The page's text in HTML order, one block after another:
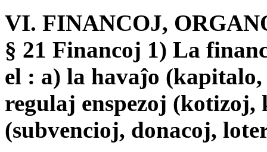
VI. FINANCOJ,
§ 21 Financoj 1) La
el : a) la havaĵo
regulaj enspezoj (kotizoj,
(subvencioj, donacoj,